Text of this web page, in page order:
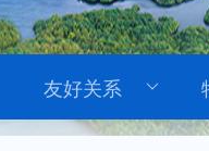
友好关系